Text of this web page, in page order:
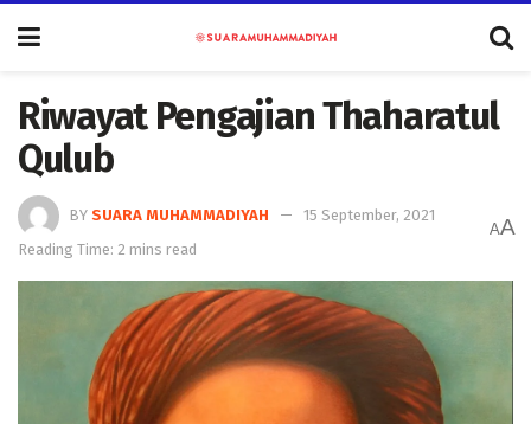
Riwayat Pengajian Thaharatul
Qulub
BY SUARA MUHAMMADIYAH
15 September, 2021
Reading Time: 2 mins read
AA